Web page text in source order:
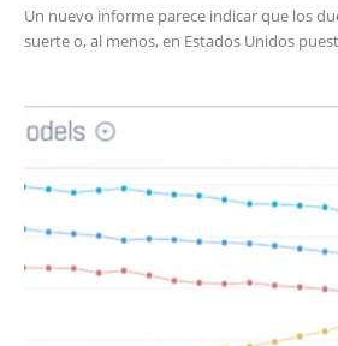
Un nuevo informe parece indicar que los
suerte o, al menos, en Estados Unidos